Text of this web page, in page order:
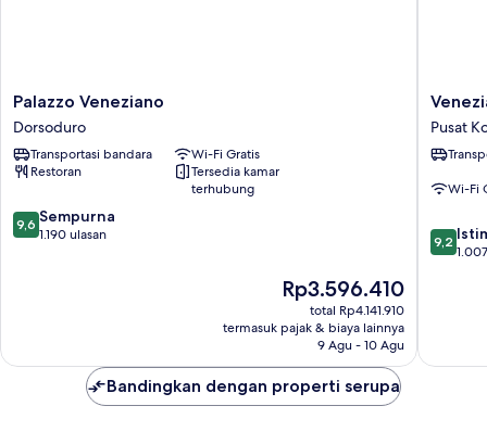
Palazzo
Veneziano
Dorsoduro
Palazzo Veneziano
Dorsoduro
Transportasi bandara
Wi-Fi Gratis
Restoran
Tersedia kamar
terhubung
9.6
dari
9,6 Sempurna
1.190 ulasan
Harga
sekarang
Rp3.596.410
Rp3.596.410
total Rp4.141.910
termasuk pajak & biaya lainnya
9 Agu - 10 Agu
Venezia
Palazzo
Barocci
Pusat
Venesia
Pusat
Wi-Fi
9.2
dari
9,2
Bandingkan dengan properti serupa